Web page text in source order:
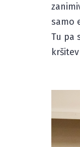
samo
Tu pa